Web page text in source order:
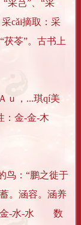
“采芑”、“采
cǎi摘取：采
茯苓”。古书上
，...琪qí美
：金-金-木
鸟：“鹏之徙于
。涵容。涵养
金-水-水 数